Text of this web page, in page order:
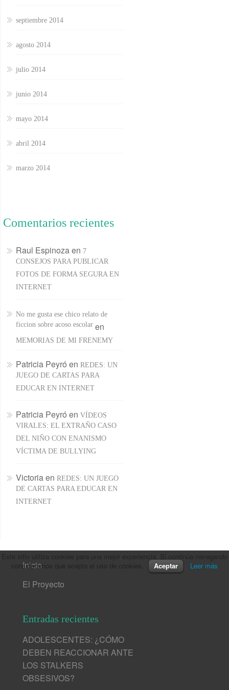
septiembre 2014
agosto 2014
julio 2014
junio 2014
mayo 2014
abril 2014
marzo 2014
Comentarios recientes
Raul Espinozaen 7
CONSEJOS PARA PUBLICAR
FOTOS DE FORMA SEGURA EN
INTERNET
No me gusta ese chico relato de
ficcion sobre acoso escolaren
MEMORIAS DE MI FRENEMY
Patricia Peyró en REDES: UN
JUEGO DE CARTAS PARA
EDUCAR EN INTERNET
Patricia Peyró en VÍDEOS
VIRALES: EL EXTRAÑO CASO
DEL NIÑO CON ENANISMO
VÍCTIMA DE BULLYING
Victoriaen REDES: UN JUEGO
DE CARTAS PARA EDUCAR EN
INTERNET
Inicio
El Proyecto
Entradas recientes
ADOLESCENTES: ¿CÓMO
DEBEN REACCIONAR ANTE
LOS STALKERS
OBSESIVOS?
consideramos que acepta el uso de cookies.
Aceptar Leer más